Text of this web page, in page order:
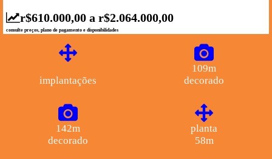
r$610.000,00 a r$2.064.000,00
consulte preços, plano de pagamento e disponibilidades
implantações
109m
decorado
142m
decorado
planta
58m